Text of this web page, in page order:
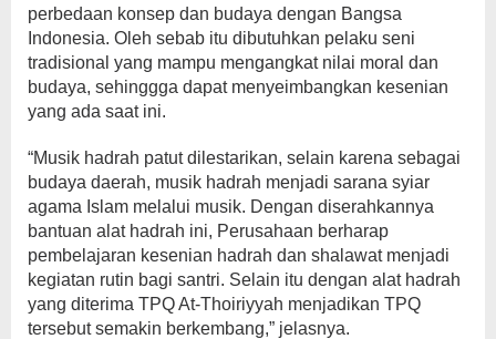
perbedaan konsep dan budaya dengan Bangsa
Indonesia. Oleh sebab itu dibutuhkan pelaku seni
tradisional yang mampu mengangkat nilai moral dan
budaya, sehinggga dapat menyeimbangkan kesenian
yang ada saat ini.
“Musik hadrah patut dilestarikan, selain karena sebagai
budaya daerah, musik hadrah menjadi sarana syiar
agama Islam melalui musik. Dengan diserahkannya
bantuan alat hadrah ini, Perusahaan berharap
pembelajaran kesenian hadrah dan shalawat menjadi
kegiatan rutin bagi santri. Selain itu dengan alat hadrah
yang diterima TPQ At-Thoiriyyah menjadikan TPQ
tersebut semakin berkembang,” jelasnya.